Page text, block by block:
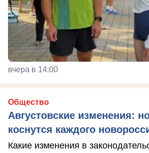
вчера в 14:00
Общество
Августовские изменения:
коснутся каждого
Какие изменения в